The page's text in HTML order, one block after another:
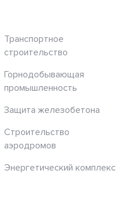
Транспортное
строительство
Горнодобывающая
промышленность
Защита железобетона
Строительство
аэродромов
Энергетический комплекс